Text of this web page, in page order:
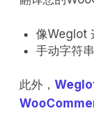
像Weglot
手动字符
此外，